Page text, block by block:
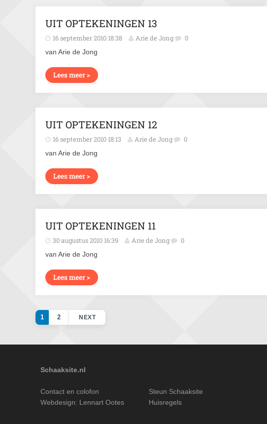
UIT OPTEKENINGEN 13
16 september 2010 18:38 Arie de Jong 0
van Arie de Jong
Lees meer >
UIT OPTEKENINGEN 12
16 september 2010 18:13 Arie de Jong 0
van Arie de Jong
Lees meer >
UIT OPTEKENINGEN 11
30 augustus 2010 16:39 Arie de Jong 0
van Arie de Jong
Lees meer >
1 2 NEXT
Schaaksite.nl
Contact en colofon
Webdesign: Lennart Ootes
Steun Schaaksite
Huisregels